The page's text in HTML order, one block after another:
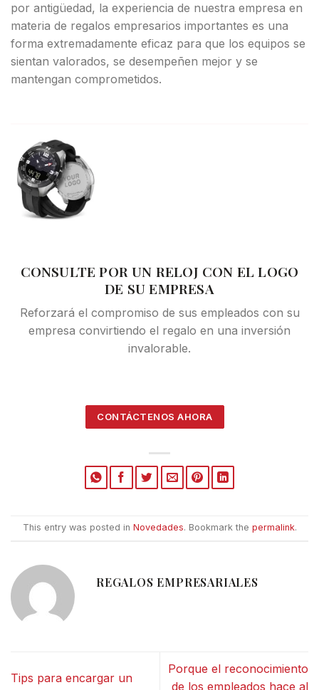
por antigüedad, la experiencia de nuestra empresa en
materia de regalos empresarios importantes es una
forma extremadamente eficaz para que los equipos se
sientan valorados, se desempeñen mejor y se
mantengan comprometidos.
CONSULTE POR UN RELOJ CON EL LOGO
DE SU EMPRESA
Reforzará el compromiso de sus empleados con su
empresa convirtiendo el regalo en una inversión
invalorable.
CONTÁCTENOS AHORA
This entry was posted in Novedades. Bookmark the permalink.
REGALOS EMPRESARIALES
Tips para encargar un
Porque el reconocimiento
de los empleados hace al